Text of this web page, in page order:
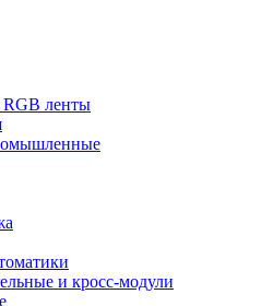
RGB ленты
и кросс-модули